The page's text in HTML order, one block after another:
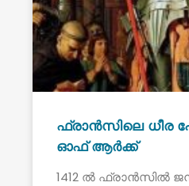
ഫ്രാൻസിലെ ധീര
ഓഫ് ആർക്ക്
1412 ൽ ഫ്രാൻസിൽ